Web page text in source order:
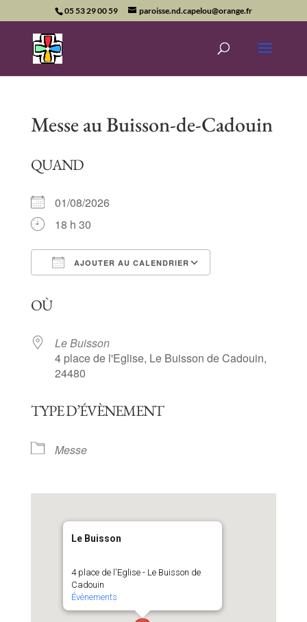
05 53 29 00 59 paroisse.nd.capelou@orange.fr
Messe au Buisson-de-Cadouin
QUAND
01/08/2026
18 h 30
AJOUTER AU CALENDRIER
OÙ
Le Buisson
4 place de l'Eglise, Le Buisson de Cadouin,
24480
TYPE D’ÉVÈNEMENT
Messe
Le Buisson
4 place de l'Eglise - Le Buisson de
Cadouin
Évènements